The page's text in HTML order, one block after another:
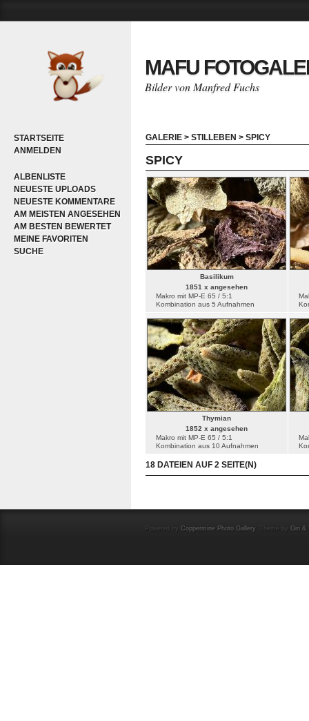
STARTSEITE
ANMELDEN
ALBENLISTE
NEUESTE UPLOADS
NEUESTE KOMMENTARE
AM MEISTEN ANGESEHEN
AM BESTEN BEWERTET
MEINE FAVORITEN
SUCHE
MAFU
Bilder von Manfred Fuchs
GALERIE > STILLEBEN > SPICY
SPICY
Basilikum
1851 x angesehen
Makro mit MP-E 65 / 5:1
Kombination aus 5 Aufnahmen
Thymian
1852 x angesehen
Makro mit MP-E 65 / 5:1
Kombination aus 10 Aufnahmen
18 DATEIEN AUF 2 SEITE(N)
Powered by Coppermine Photo Gallery. Theme by Gin &